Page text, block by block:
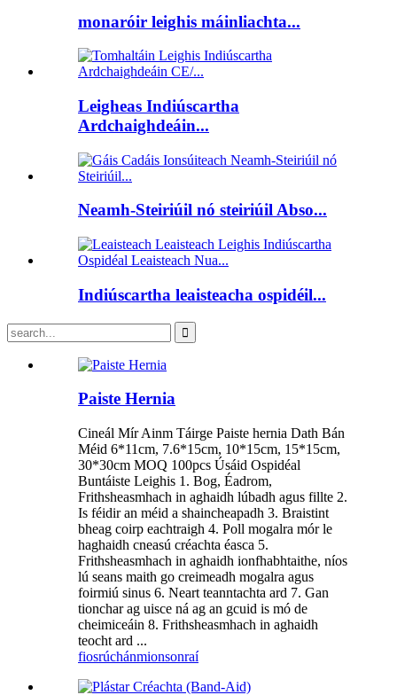
monaróir leighis máinliachta...
Leigheas Indiúscartha
Ardchaighdeáin...
Neamh-Steiriúil nó steiriúil Abso...
Indiúscartha leaisteacha ospidéil...
Paiste Hernia
Cineál Mír Ainm Táirge Paiste hernia Dath Bán
Méid 6*11cm, 7.6*15cm, 10*15cm, 15*15cm,
30*30cm MOQ 100pcs Úsáid Ospidéal
Buntáiste Leighis 1. Bog, Éadrom,
Frithsheasmhach in aghaidh lúbadh agus fillte 2.
Is féidir an méid a shaincheapadh 3. Braistint
bheag coirp eachtraigh 4. Poll mogalra mór le
haghaidh cneasú créachta éasca 5.
Frithsheasmhach in aghaidh ionfhabhtaithe, níos
lú seans maith go creimeadh mogalra agus
foirmiú sinus 6. Neart teanntachta ard 7. Gan
tionchar ag uisce ná ag an gcuid is mó de
cheimiceáin 8. Frithsheasmhach in aghaidh
teocht ard ...
fiosrúchánmionsonraí